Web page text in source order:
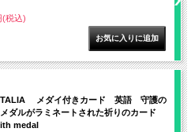
(税込)
メダイ付きカード 英語 守護の
ルがラミネートされた祈りのカード
medal